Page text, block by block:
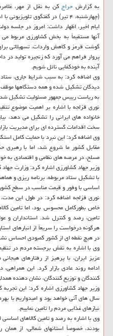
به گزارش حراجکن به نقل از مهر،
(چهارشنبه، ۴ تیر) در گفتگوی تلویزیونی با اشاره به وضع
ایام اخیر، اظهار داشت: امروز در جلسه
آنها مستقیماً به بخش کشاورزی مربوط
گوشت قرمز و کاهش واردات، تسهیلاتی
آینده به خودکفایی نائل شویم.
وی اضافه کرد: به سبب شرایط جاری،
دیدگان تشکیل شده و همه دستگاهها
به ریاست رییس جمهور مسئولیت تشکیل
نوری قزلجه با اشاره بر اهمیت موضوع
سخت اقدامات گسترده ای برای مدیریت
وی اضافه کرد: این نبرد با حمایت کامل
مقابل کشور ما شروع شد، اما با رهبری
مسلح، در عرصه های نظامی و اقتصادی به
وزیر جهاد کشاورزی اشاره کرد: وزارت
با تشکیل ستاد مربوطه، برنامه ریزی و
اساسی با وفور و قیمت مناسب در سطح
نوری قزلجه اضافه کرد: در طول این
خاص بطورکامل محسوس بود، اما تامین
تامین، رصد و کنترل شد. استانداران و
هرگونه درخواست را سریعاً از انبارهای
در هیچ نقطه ای از کشور کمبودی احساس
وی با اشاره به نقش برجسته مردم در
عزیز ایران، با پرهیز از رفتارهای
ادامه روند عادی بازار کرد. این همراهی،
کنندگان و توزیع کنندگان، نشان دهنده
وزیر جهاد کشاورزی اشاره کرد: این تجربه
سال های آتی خواهد بود و امیدواریم با
نیازهای غذایی مردم را تامین نماییم.
وی با اشاره به رصد و تامین کالاهای
بودند، خصوصاً استانهای شمالی، از